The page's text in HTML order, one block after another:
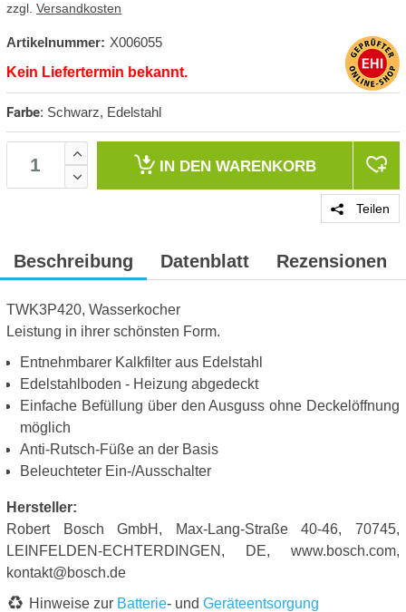
zzgl. Versandkosten
Artikelnummer: X006055
Kein Liefertermin bekannt.
Farbe: Schwarz, Edelstahl
IN DEN WARENKORB
Teilen
Beschreibung Datenblatt Rezensionen
TWK3P420, Wasserkocher
Leistung in ihrer schönsten Form.
Entnehmbarer Kalkfilter aus Edelstahl
Edelstahlboden - Heizung abgedeckt
Einfache Befüllung über den Ausguss ohne Deckelöffnung
möglich
Anti-Rutsch-Füße an der Basis
Beleuchteter Ein-/Ausschalter
Hersteller:
Robert Bosch GmbH, Max-Lang-Straße 40-46, 70745,
LEINFELDEN-ECHTERDINGEN, DE, www.bosch.com,
kontakt@bosch.de
Hinweise zur Batterie- und Geräteentsorgung